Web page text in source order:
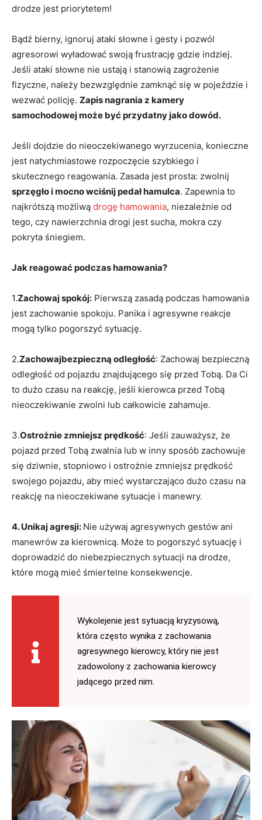
drodze jest priorytetem!
Bądź bierny, ignoruj ataki słowne i gesty i pozwól
agresorowi wyładować swoją frustrację gdzie indziej.
Jeśli ataki słowne nie ustają i stanowią zagrożenie
fizyczne, należy bezwzględnie zamknąć się w pojeździe i
wezwać policję. Zapis nagrania z kamery
samochodowej może być przydatny jako dowód.
Jeśli dojdzie do nieoczekiwanego wyrzucenia, konieczne
jest natychmiastowe rozpoczęcie szybkiego i
skutecznego reagowania. Zasada jest prosta: zwolnij
sprzęgło i mocno wciśnij pedał hamulca. Zapewnia to
najkrótszą możliwą drogę hamowania, niezależnie od
tego, czy nawierzchnia drogi jest sucha, mokra czy
pokryta śniegiem.
Jak reagować podczas hamowania?
1.Zachowaj spokój: Pierwszą zasadą podczas hamowania
jest zachowanie spokoju. Panika i agresywne reakcje
mogą tylko pogorszyć sytuację.
2.Zachowajbezpieczną odległość: Zachowaj bezpieczną
odległość od pojazdu znajdującego się przed Tobą. Da Ci
to dużo czasu na reakcję, jeśli kierowca przed Tobą
nieoczekiwanie zwolni lub całkowicie zahamuje.
3.Ostrożnie zmniejsz prędkość: Jeśli zauważysz, że
pojazd przed Tobą zwalnia lub w inny sposób zachowuje
się dziwnie, stopniowo i ostrożnie zmniejsz prędkość
swojego pojazdu, aby mieć wystarczająco dużo czasu na
reakcję na nieoczekiwane sytuacje i manewry.
4. Unikaj agresji: Nie używaj agresywnych gestów ani
manewrów za kierownicą. Może to pogorszyć sytuację i
doprowadzić do niebezpiecznych sytuacji na drodze,
które mogą mieć śmiertelne konsekwencje.
Wykolejenie jest sytuacją kryzysową,
która często wynika z zachowania
agresywnego kierowcy, który nie jest
zadowolony z zachowania kierowcy
jadącego przed nim.